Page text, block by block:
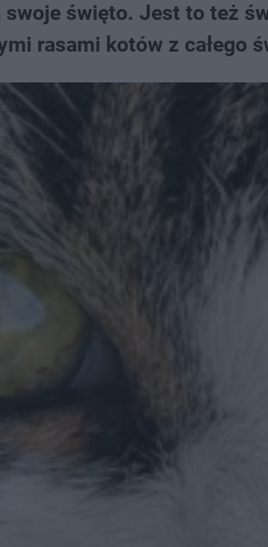
święto. Jest to też
rasami kotów z całego